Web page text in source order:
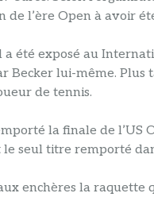
de l’ère Open à avoir
été exposé au
lui-même. Plus
de tennis.
la finale de l’US
le seul titre remporté
enchères la raquette